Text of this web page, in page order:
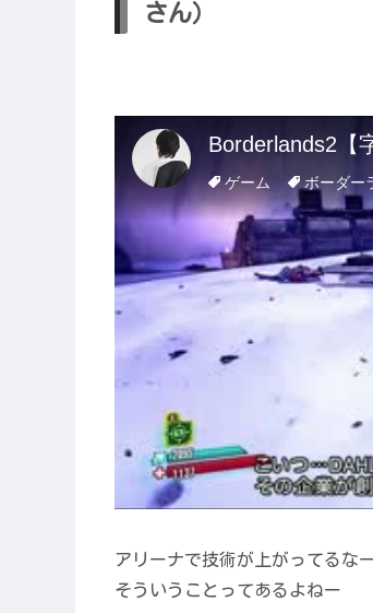
さん）
アリーナで技術が上がってるな
そういうことってあるよねー